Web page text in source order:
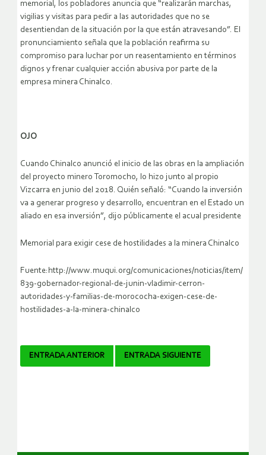
memorial, los pobladores anuncia que “realizarán marchas,
vigilias y visitas para pedir a las autoridades que no se
desentiendan de la situación por la que están atravesando”. El
pronunciamiento señala que la población reafirma su
compromiso para luchar por un reasentamiento en términos
dignos y frenar cualquier acción abusiva por parte de la
empresa minera Chinalco.
OJO
Cuando Chinalco anunció el inicio de las obras en la ampliación
del proyecto minero Toromocho, lo hizo junto al propio
Vizcarra en junio del 2018. Quién señaló: “Cuando la inversión
va a generar progreso y desarrollo, encuentran en el Estado un
aliado en esa inversión”, dijo públicamente el acual presidente
Memorial para exigir cese de hostilidades a la minera Chinalco
Fuente:http://www.muqui.org/comunicaciones/noticias/item/
839-gobernador-regional-de-junin-vladimir-cerron-
autoridades-y-familias-de-morococha-exigen-cese-de-
hostilidades-a-la-minera-chinalco
Navegador
ENTRADA ANTERIOR ENTRADA SIGUIENTE